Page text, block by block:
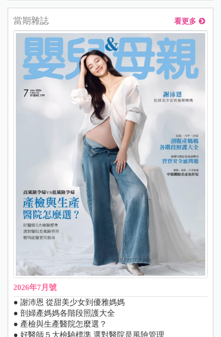
當期雜誌 看更多
2026年7月號
● 謝沛恩 從甜美少女到優雅媽媽
● 剖婦產媽媽各階段照護大全
● 產檢與生產醫院怎麼選？
● 好醫師５大檢驗標準 選對醫院是風險管理